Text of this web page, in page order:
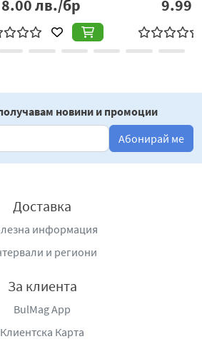
лв./бр
новини и промоции
Абонирай ме
Доставка
информация
и региони
За клиента
BulMag App
Клиентска Карта